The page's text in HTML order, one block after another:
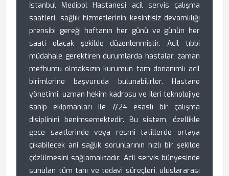
İstanbul Medipol Hastanesi acil servis çalışma
saatleri, sağlık hizmetlerinin kesintisiz devamlılığı
prensibi gereği haftanın her günü ve günün her
saati olacak şekilde düzenlenmiştir. Acil tıbbi
müdahale gerektiren durumlarda hastalar, zaman
mefhumu olmaksızın kurumun tam donanımlı acil
birimlerine başvuruda bulunabilirler. Hastane
yönetimi, uzman hekim kadrosu ve ileri teknolojiye
sahip ekipmanları ile 7/24 esaslı bir çalışma
disiplinini benimsemektedir. Bu sistem, özellikle
gece saatlerinde veya resmi tatillerde ortaya
çıkabilecek ani sağlık sorunlarının hızlı bir şekilde
çözülmesini sağlamaktadır. Acil servis bünyesinde
sunulan tüm tanı ve tedavi süreçleri, uluslararası